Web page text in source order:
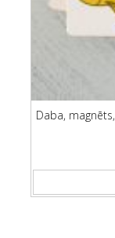
Daba,